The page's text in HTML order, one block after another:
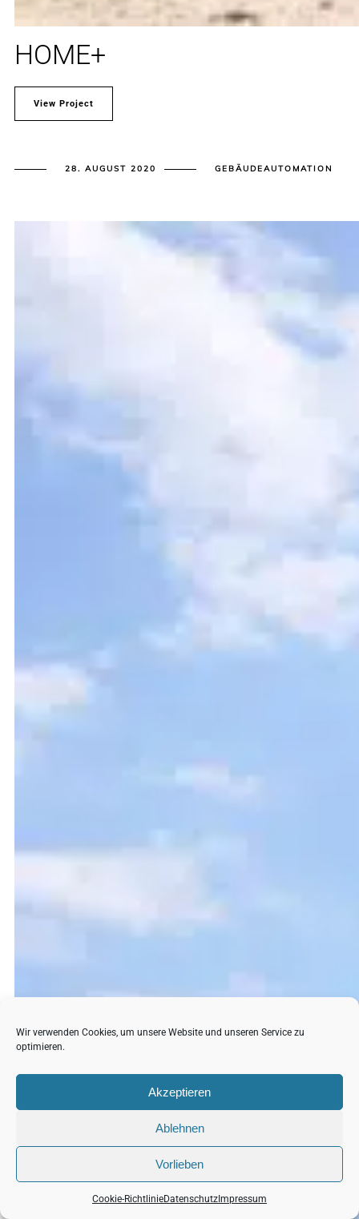
Wir verwenden Cookies, um unsere Website und unseren Service zu
optimieren.
Akzeptieren
Ablehnen
Vorlieben
Cookie-RichtlinieDatenschutz Impressum
HOME+
View Project
28. AUGUST 2020 GEBÄUDEAUTOMATION